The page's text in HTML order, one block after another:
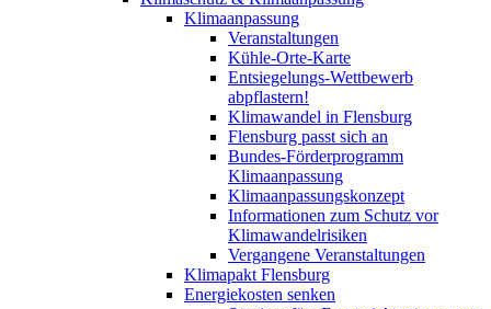
Klimaanpassung
Veranstaltungen
Kühle-Orte-Karte
Entsiegelungs-Wettbewerb
abpflastern!
Klimawandel in Flensburg
Flensburg passt sich an
Bundes-Förderprogramm
Klimaanpassung
Klimaanpassungskonzept
Informationen zum Schutz vor
Klimawandelrisiken
Vergangene Veranstaltungen
Klimapakt Flensburg
Energiekosten senken